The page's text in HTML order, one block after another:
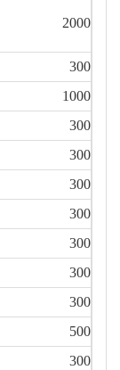
2000
300
1000
300
300
300
300
300
300
300
500
300